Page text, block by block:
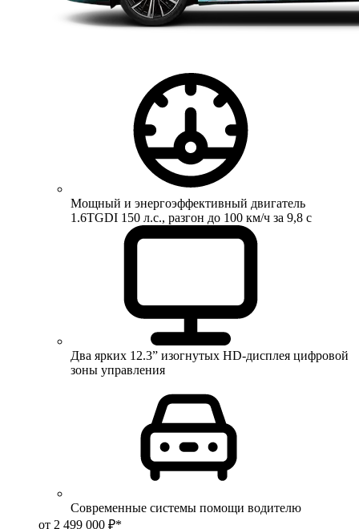
Мощный и энергоэффективный двигатель
1.6TGDI 150 л.с., разгон до 100 км/ч за 9,8 с
Два ярких 12.3” изогнутых HD-дисплея цифровой
зоны управления
Современные системы помощи водителю
от 2 499 000 ₽*